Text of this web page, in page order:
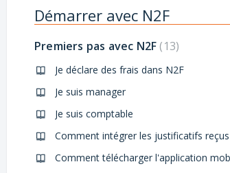
Démarrer avec N2F
Premiers pas avec N2F 13
Je déclare des frais dans N2F
Je suis manager
Je suis comptable
Comment télécharger l'application